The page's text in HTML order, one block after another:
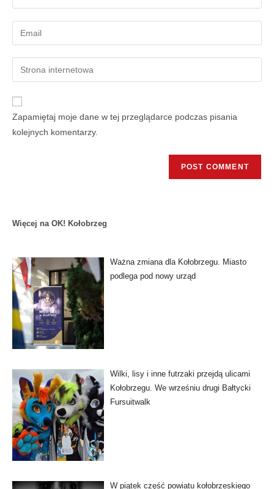
Zapamiętaj moje dane w tej przeglądarce podczas pisania
kolejnych komentarzy.
Więcej na OK! Kołobrzeg
Ważna zmiana dla Kołobrzegu. Miasto
podlega pod nowy urząd
Wilki, lisy i inne futrzaki przejdą ulicami
Kołobrzegu. We wrześniu drugi Bałtycki
Fursuitwalk
W piątek część powiatu kołobrzeskiego